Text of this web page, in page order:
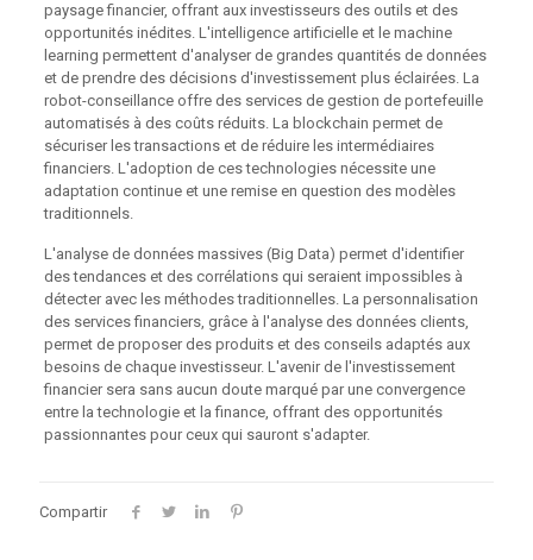
paysage financier, offrant aux investisseurs des outils et des
opportunités inédites. L'intelligence artificielle et le machine
learning permettent d'analyser de grandes quantités de données
et de prendre des décisions d'investissement plus éclairées. La
robot-conseillance offre des services de gestion de portefeuille
automatisés à des coûts réduits. La blockchain permet de
sécuriser les transactions et de réduire les intermédiaires
financiers. L'adoption de ces technologies nécessite une
adaptation continue et une remise en question des modèles
traditionnels.
L'analyse de données massives (Big Data) permet d'identifier
des tendances et des corrélations qui seraient impossibles à
détecter avec les méthodes traditionnelles. La personnalisation
des services financiers, grâce à l'analyse des données clients,
permet de proposer des produits et des conseils adaptés aux
besoins de chaque investisseur. L'avenir de l'investissement
financier sera sans aucun doute marqué par une convergence
entre la technologie et la finance, offrant des opportunités
passionnantes pour ceux qui sauront s'adapter.
Compartir